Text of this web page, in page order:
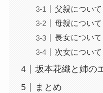
父親について
母親について
長女について
次女について
坂本花織と姉の
まとめ